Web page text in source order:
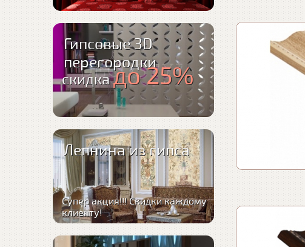
Гипсовые 3D
перегородки
скидкадо 25%
Лепнина из гипса
Супер акция!!! Скидки каждому
клиенту!